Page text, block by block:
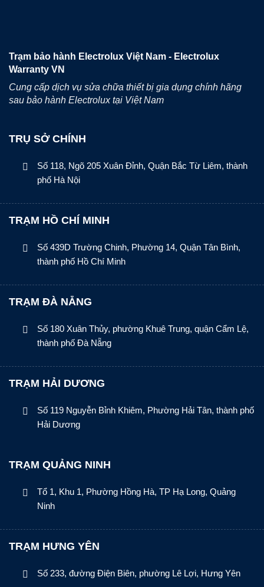
Trạm bảo hành Electrolux Việt Nam - Electrolux
Warranty VN
Cung cấp dịch vụ sửa chữa thiết bị gia dụng chính hãng
sau bảo hành Electrolux tại Việt Nam
TRỤ SỞ CHÍNH
Số 118, Ngõ 205 Xuân Đỉnh, Quận Bắc Từ Liêm, thành
phố Hà Nội
TRẠM HỒ CHÍ MINH
Số 439D Trường Chinh, Phường 14, Quận Tân Bình,
thành phố Hồ Chí Minh
TRẠM ĐÀ NẴNG
Số 180 Xuân Thủy, phường Khuê Trung, quận Cẩm Lệ,
thành phố Đà Nẵng
TRẠM HẢI DƯƠNG
Số 119 Nguyễn Bỉnh Khiêm, Phường Hải Tân, thành phố
Hải Dương
TRẠM QUẢNG NINH
Tổ 1, Khu 1, Phường Hồng Hà, TP Hạ Long, Quảng
Ninh
TRẠM HƯNG YÊN
Số 233, đường Điện Biên, phường Lê Lợi, Hưng Yên